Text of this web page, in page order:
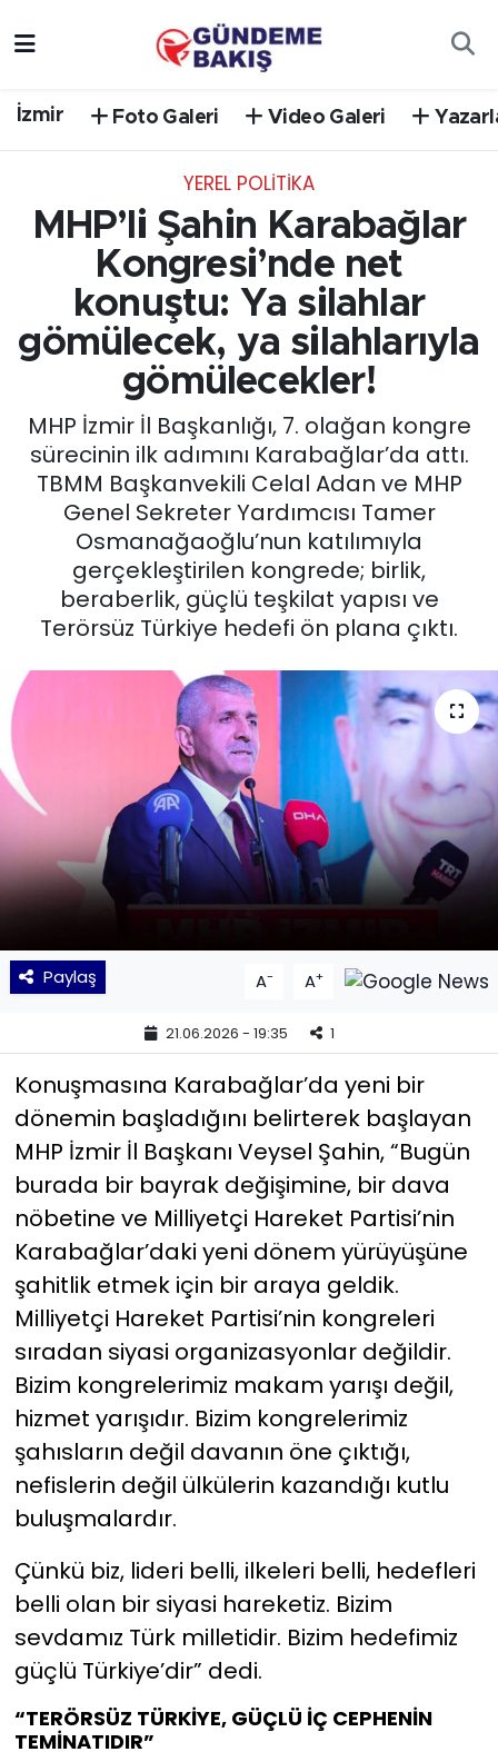
İzmir Foto Galeri Video Galeri
YEREL POLİTİKA
MHP’li Şahin Karabağlar
Kongresi’nde net
konuştu: Ya silahlar
gömülecek, ya silahlarıyla
gömülecekler!
MHP İzmir İl Başkanlığı, 7. olağan kongre
sürecinin ilk adımını Karabağlar’da attı.
TBMM Başkanvekili Celal Adan ve MHP
Genel Sekreter Yardımcısı Tamer
Osmanağaoğlu’nun katılımıyla
gerçekleştirilen kongrede; birlik,
beraberlik, güçlü teşkilat yapısı ve
Terörsüz Türkiye hedefi ön plana çıktı.
Paylaş A- A+
21.06.2026 - 19:35 1
Konuşmasına Karabağlar’da yeni bir
dönemin başladığını belirterek başlayan
MHP İzmir İl Başkanı Veysel Şahin, “Bugün
burada bir bayrak değişimine, bir dava
nöbetine ve Milliyetçi Hareket Partisi’nin
Karabağlar’daki yeni dönem yürüyüşüne
şahitlik etmek için bir araya geldik.
Milliyetçi Hareket Partisi’nin kongreleri
sıradan siyasi organizasyonlar değildir.
Bizim kongrelerimiz makam yarışı değil,
hizmet yarışıdır. Bizim kongrelerimiz
şahısların değil davanın öne çıktığı,
nefislerin değil ülkülerin kazandığı kutlu
buluşmalardır.
Çünkü biz, lideri belli, ilkeleri belli, hedefleri
belli olan bir siyasi hareketiz. Bizim
sevdamız Türk milletidir. Bizim hedefimiz
güçlü Türkiye’dir” dedi.
“TERÖRSÜZ TÜRKİYE, GÜÇLÜ İÇ CEPHENİN
TEMİNATIDIR”
EGE
EĞİTİM
EKONOMİ
English News
GÜNCEL
KÜLTÜR SANAT
MAGAZİN
SPOR
TEKNOLOJİ
YEREL POLİTİKA
YEREL YÖNETİMLER
Yurt
Trafik Durumu
Süper Lig Puan Durumu ve Fikstür
Tüm Manşetler
Son Dakika Haberleri
Haber Arşivi